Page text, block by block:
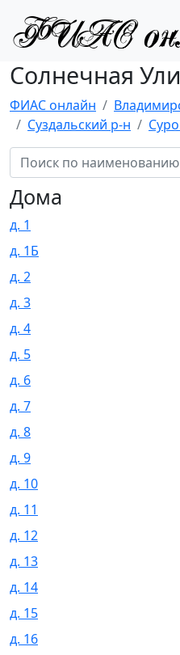
Солнечная
ФИАС онлайн
Суздальский р-н
Дома
д. 1
д. 1Б
д. 2
д. 3
д. 4
д. 5
д. 6
д. 7
д. 8
д. 9
д. 10
д. 11
д. 12
д. 13
д. 14
д. 15
д. 16